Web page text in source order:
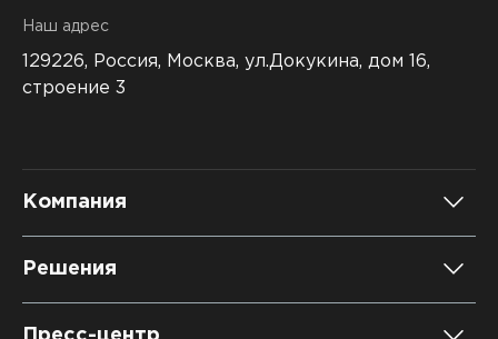
Наш адрес
129226, Россия, Москва, ул.Докукина, дом 16,
строение 3
Компания
О компании
Решения
DATAREON Platform
Пресс-центр